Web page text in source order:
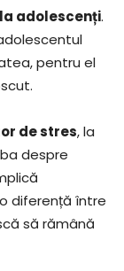
adolescenți.
pentru el
de stres, la
despre
diferență între
să rămână